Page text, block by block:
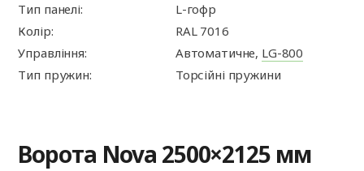
Тип панелі:
L-гофр
Колір:
RAL 7016
Управління:
Автоматичне, LG-800
Тип пружин:
Торсійні пружини
Ворота Nova 2500×2125 мм